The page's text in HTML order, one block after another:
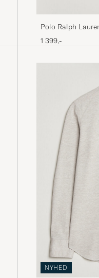
Polo Ralph
Stripe Shirt Blue
1 399,-
NYHED